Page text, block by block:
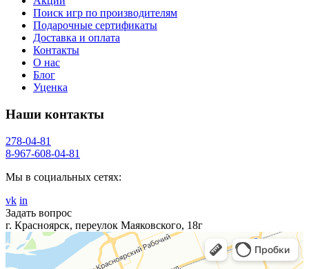
Поиск игр по производителям
Подарочные сертификаты
Доставка и оплата
Контакты
О нас
Блог
Уценка
Наши контакты
278-04-81
8-967-608-04-81
Мы в социальных сетях:
vk in
Задать вопрос
г. Красноярск, переулок Маяковского, 18г